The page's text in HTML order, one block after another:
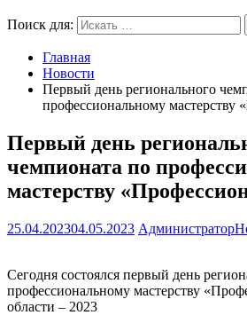
Поиск для:
Главная
Новости
Первый день регионального
профессиональному мастерству
Первый день
чемпионата по
мастерству
25.04.202304.05.2023 Администратор
Сегодня состоялся первый день
профессиональному мастерству
области – 2023